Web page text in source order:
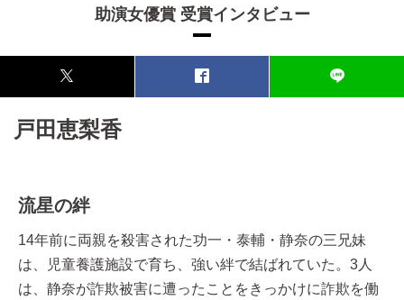
助演女優賞 受賞インタビュー
戸田恵梨香
流星の絆
14年前に両親を殺害された功一・泰輔・静奈の三兄妹
は、児童養護施設で育ち、強い絆で結ばれていた。3人
は、静奈が詐欺被害に遭ったことをきっかけに詐欺を働